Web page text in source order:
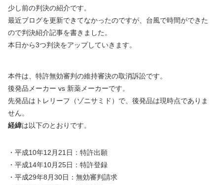
少し前の判決の紹介です。
最近ブログを更新できてなかったのですが、台風で時間ができた
ので判決紹介記事を書きました。
本日から3つ判決をアップしていきます。
本件は、特許無効審判の維持審決の取消訴訟です。
後発品メーカー vs 新薬メーカーです。
先発品はトレリーフ（ゾニサミド）で、後発品は現時点でありま
せん。
経緯は以下のとおりです。
・平成10年12 月 21 日：特許出願
・平成14年10月 25日：特許登録
・平成29年8 月30日：無効審判請求